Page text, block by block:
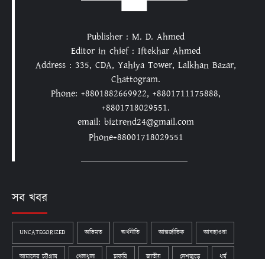
Publisher : M. D. Ahmed
Editor in chief : Iftekhar Ahmed
Address : 335, CDA, Yahiya Tower, Lalkhan Bazar,
Chattogram.
Phone: +8801882669922, +8801711175888,
+8801718029551.
email: biztrend24@gmail.com
Phone+88001718029551
সব খবর
UNCATEGORIZED অভিমত অর্থনীতি আন্তর্জাতিক আবহাওয়া
আমাদের চট্টগ্রাম খেলাধুলা চাকরি জাতীয় দেশজুড়ে ধর্ম